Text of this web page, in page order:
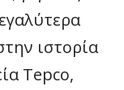
ιστορία
Tepco,